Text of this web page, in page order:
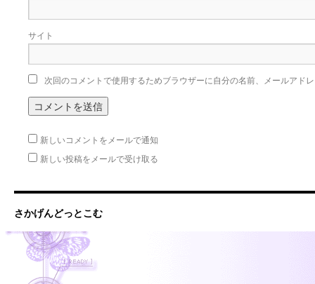
サイト
次回のコメントで使用するためブラウザーに自分の名前、メールアド
新しいコメントをメールで通知
新しい投稿をメールで受け取る
さかげんどっとこむ